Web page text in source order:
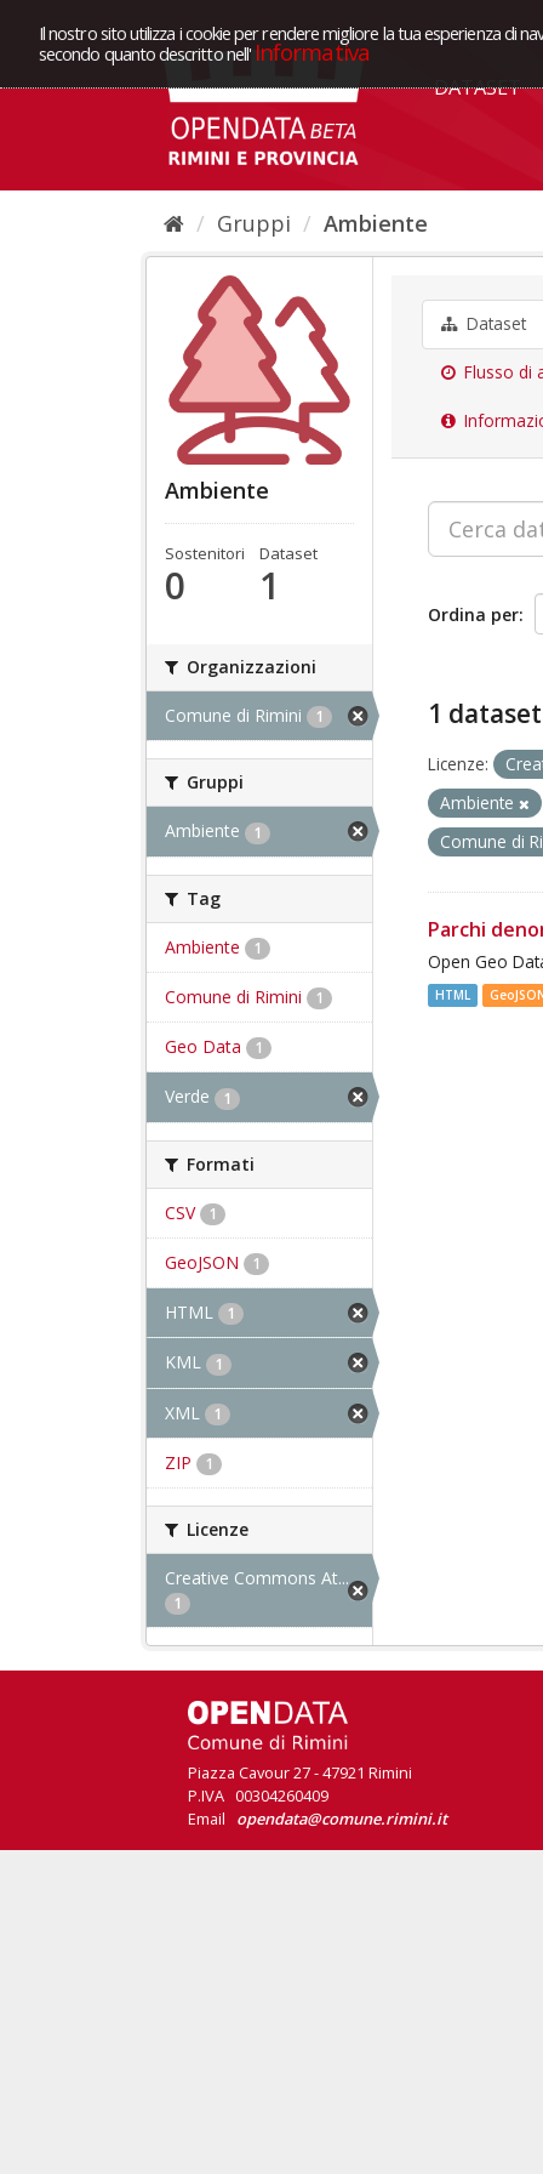
Il nostro sito utilizza i cookie per rendere migliore la tua esperienza di
secondo quanto descritto nell' Informativa
DATASET
Gruppi Ambiente
Ambiente
Sostenitori
0
Dataset
1
Organizzazioni
Comune di Rimini 1
Gruppi
Ambiente 1
Tag
Ambiente 1
Comune di Rimini 1
Geo Data 1
Verde 1
Formati
CSV 1
GeoJSON 1
HTML 1
KML 1
XML 1
ZIP 1
Licenze
Creative Commons At...
1
Dataset
Flusso di
Ordina per
1
Licenze:
Ambiente
Comune di
Parchi
Open Geo
HTML
Piazza Cavour 27 - 47921 Rimini
P.IVA 00304260409
Email opendata@comune.rimini.it